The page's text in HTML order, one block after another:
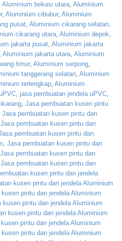
Aluminium bekasi utara, Aluminium
, Aluminium cibubur, Aluminium
pusat, Aluminium cikarang selatan,
cikarang utara, Aluminium depok,
jakarta pusat, Aluminium jakarta
Aluminium jakarta utara, Aluminium
timur, Aluminium serpong,
tanggerang selatan, Aluminium
terlengkap, Aluminium
, jasa pembuatan jendela uPVC,
, Jasa pembuatan kusen pintu
Jasa pembuatan kusen pintu dan
Jasa pembuatan kusen pintu dan
pembuatan kusen pintu dan
, Jasa pembuatan kusen pintu dan
Jasa pembuatan kusen pintu dan
Jasa pembuatan kusen pintu dan
kusen pintu dan jendela
kusen pintu dan jendela Aluminium
pintu dan jendela Aluminium
kusen pintu dan jendela Aluminium
kusen pintu dan jendela Aluminium
pintu dan jendela Aluminium
pintu dan jendela Aluminium